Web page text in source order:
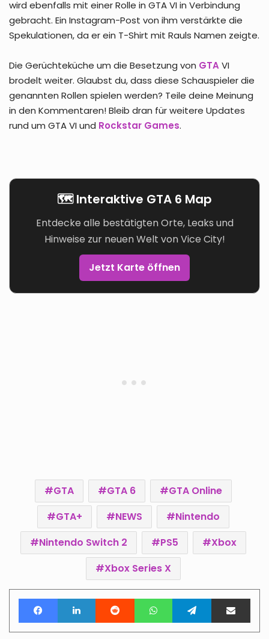
wird ebenfalls mit einer Rolle in GTA VI in Verbindung
gebracht. Ein Instagram-Post von ihm verstärkte die
Spekulationen, da er ein T-Shirt mit Rauls Namen zeigte.
Die Gerüchteküche um die Besetzung von GTAVI
brodelt weiter. Glaubst du, dass diese Schauspieler die
genannten Rollen spielen werden? Teile deine Meinung
in den Kommentaren! Bleib dran für weitere Updates
rund um GTA VI und Rockstar Games.
🗺️ Interaktive GTA 6 Map
Entdecke alle bestätigten Orte, Leaks und
Hinweise zur neuen Welt von Vice City!
Jetzt Karte öffnen
GTA GTA 6
GTA Online
GTA+
NEWS
Nintendo
Nintendo Switch 2
PS5
Xbox
Xbox Series X
FacebookLinkedIn Reddit WhatsAppTelegramTeile per E-Mail